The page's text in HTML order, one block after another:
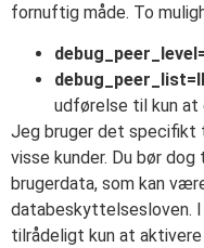
fornuftig måde. To
udførelse til kun at
Jeg bruger det specifikt
visse kunder. Du bør
brugerdata, som kan
databeskyttelsesloven.
tilrådeligt kun at